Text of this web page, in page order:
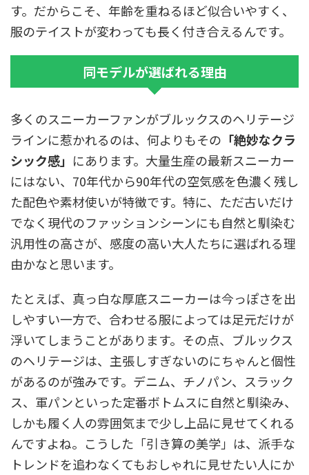
す。だからこそ、年齢を重ねるほど似合いやすく、
服のテイストが変わっても長く付き合えるんです。
同モデルが選ばれる理由
多くのスニーカーファンがブルックスのヘリテージ
ラインに惹かれるのは、何よりもその 「絶妙なクラ
シック感」 にあります。大量生産の最新スニーカー
にはない、70年代から90年代の空気感を色濃く残し
た配色や素材使いが特徴です。特に、ただ古いだけ
でなく現代のファッションシーンにも自然と馴染む
汎用性の高さが、感度の高い大人たちに選ばれる理
由かなと思います。
たとえば、真っ白な厚底スニーカーは今っぽさを出
しやすい一方で、合わせる服によっては足元だけが
浮いてしまうことがあります。その点、ブルックス
のヘリテージは、主張しすぎないのにちゃんと個性
があるのが強みです。デニム、チノパン、スラック
ス、軍パンといった定番ボトムスに自然と馴染み、
しかも履く人の雰囲気まで少し上品に見せてくれる
んですよね。こうした「引き算の美学」は、派手な
トレンドを追わなくてもおしゃれに見せたい人にか